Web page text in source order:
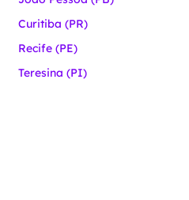
Curitiba (PR)
Recife (PE)
Teresina (PI)